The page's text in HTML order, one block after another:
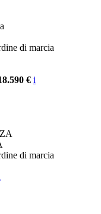
di marcia
€ i
di marcia